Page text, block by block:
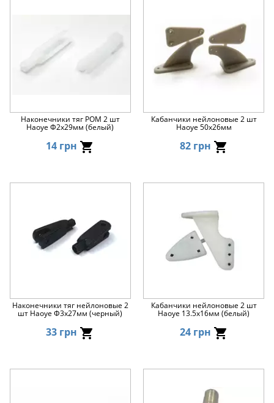
Наконечники тяг POM 2 шт
Haoye Φ2x29мм (белый)
14 грн
Кабанчики нейлоновые 2 шт
Haoye 50x26мм
82 грн
Наконечники тяг нейлоновые 2
шт Haoye Φ3x27мм (черный)
33 грн
Кабанчики нейлоновые 2 шт
Haoye 13.5x16мм (белый)
24 грн